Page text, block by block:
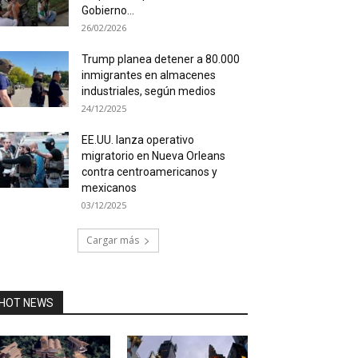
Gobierno...
26/02/2026
Trump planea detener a 80.000
inmigrantes en almacenes
industriales, según medios
24/12/2025
EE.UU. lanza operativo
migratorio en Nueva Orleans
contra centroamericanos y
mexicanos
03/12/2025
Cargar más
NEWS